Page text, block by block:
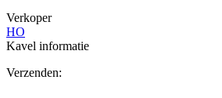
Verkoper
HO
Kavel informatie
Verzenden: